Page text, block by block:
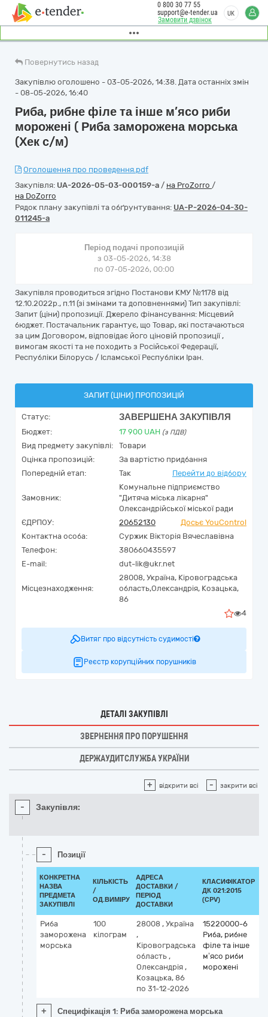
Замовити дзвінок
0 800 30 77 55
support@e-tender.ua
UK
Повернутись назад
Закупівлю оголошено - 03-05-2026, 14:38. Дата останніх змін
- 08-05-2026, 16:40
Риба, рибне філе та інше м’ясо риби
морожені ( Риба заморожена морська
(Хек с/м)
Оголошення про проведення.pdf
Закупівля: UA-2026-05-03-000159-a / на ProZorro /
на DoZorro
Рядок плану закупівлі та обґрунтування: UA-P-2026-04-30-
011245-a
Період подачі пропозицій
з 03-05-2026, 14:38
по 07-05-2026, 00:00
Закупівля проводиться згідно Постанови КМУ №1178 від
12.10.2022р., п.11 (зі змінами та доповненнями) Тип закупівлі:
Запит (ціни) пропозиції. Джерело фінансування: Місцевий
бюджет. Постачальник гарантує, що Товар, які постачаються
за цим Договором, відповідає його ціновій пропозиції ,
вимогам якості та не походить з Російської Федерації,
Республіки Білорусь / Ісламської Республіки Іран.
ЗАПИТ (ЦІНИ) ПРОПОЗИЦІЙ
Статус: ЗАВЕРШЕНА ЗАКУПІВЛЯ
Бюджет: 17 900 UAH (з ПДВ)
Вид предмету закупівлі:
Товари
Оцінка пропозицій:
За вартістю придбання
Попередній етап:
Так Перейти до відбору
Замовник:
Комунальне підприємство
"Дитяча міська лікарня"
Олександрійської міської ради
ЄДРПОУ:
20652130
Досьє YouControl
Контактна особа:
Суржик Вікторія Вячеславівна
Телефон:
380660435597
E-mail:
dut-lik@ukr.net
Місцезнаходження:
28008, Україна, Кіровоградська
область,Олександрія, Козацька,
86
4
Витяг про відсутність судимості
Реєстр корупційних порушників
ДЕТАЛІ ЗАКУПІВЛІ
ЗВЕРНЕННЯ ПРО ПОРУШЕННЯ
ДЕРЖАУДИТСЛУЖБА УКРАЇНИ
+ відкрити всі - закрити всі
- Закупівля:
- Позиції
КОНКРЕТНА
НАЗВА
ПРЕДМЕТА
ЗАКУПІВЛІ
КІЛЬКІСТЬ
/
ОД.ВИМІРУ
АДРЕСА
ДОСТАВКИ /
ПЕРІОД
ДОСТАВКИ
КЛАСИФІКАТОР
ДК 021:2015
(CPV)
Риба
заморожена
морська
100
кілограм
28008 , Україна
,
Кіровоградська
область ,
Олександрія ,
Козацька, 86
по 31-12-2026
15220000-6
Риба, рибне
філе та інше
м’ясо риби
морожені
+ Специфікація 1: Риба заморожена морська